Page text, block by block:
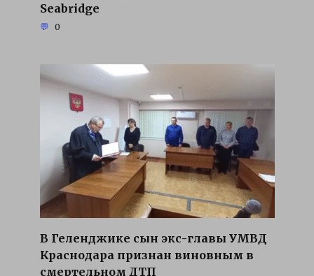
Seabridge
0
В Геленджике сын экс-главы УМВД
Краснодара признан виновным в
смертельном ДТП